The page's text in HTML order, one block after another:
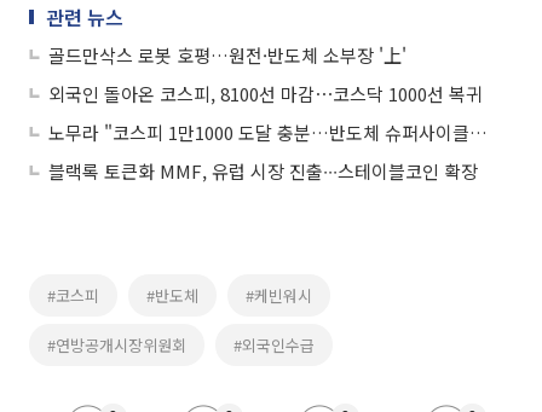
관련 뉴스
골드만삭스 로봇 호평…원전·반도체 소부장 '上'
외국인 돌아온 코스피, 8100선 마감⋯코스닥 1000선 복귀
노무라 "코스피 1만1000 도달 충분…반도체 슈퍼사이클은 이제 막 시작"
블랙록 토큰화 MMF, 유럽 시장 진출∙∙∙스테이블코인 확장
#코스피 #반도체 #케빈워시
#연방공개시장위원회 #외국인수급